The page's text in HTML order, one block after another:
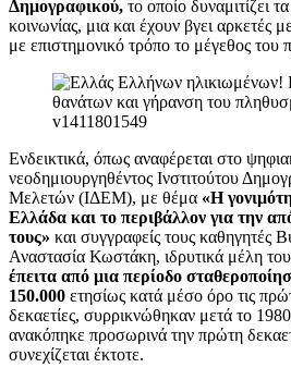
Δημογραφικού, το οποίο δυναμιτίζει
κοινωνίας, μια και έχουν βγει αρκετές
με επιστημονικό τρόπο το μέγεθος του
Ενδεικτικά, όπως αναφέρεται στο
νεοδημιουργηθέντος Ινστιτούτου
Μελετών (ΙΔΕΜ), με θέμα «Η
Ελλάδα και το περιβάλλον για την
τους» και συγγραφείς τους καθηγητές
Αναστασία Κωστάκη, ιδρυτικά μέλη
έπειτα από μια περίοδο
150.000 ετησίως κατά μέσο όρο τις
δεκαετίες, συρρικνώθηκαν μετά το
ανακόπηκε προσωρινά την πρώτη
συνεχίζεται έκτοτε.